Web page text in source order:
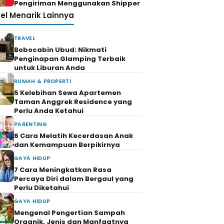
Pengiriman Menggunakan Shipper
Menarik Lainnya
TRAVEL
Bobocabin Ubud: Nikmati
Penginapan Glamping Terbaik
untuk Liburan Anda
RUMAH & PROPERTI
5 Kelebihan Sewa Apartemen
Taman Anggrek Residence yang
Perlu Anda Ketahui
PARENTING
6 Cara Melatih Kecerdasan Anak
dan Kemampuan Berpikirnya
GAYA HIDUP
7 Cara Meningkatkan Rasa
Percaya Diri dalam Bergaul yang
Perlu Diketahui
GAYA HIDUP
Mengenal Pengertian Sampah
Organik, Jenis dan Manfaatnya